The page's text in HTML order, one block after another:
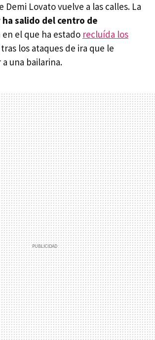
Demi Lovato vuelve a las calles. La
ha salido del centro de
en el que ha estado recluída los
tras los ataques de ira que le
una bailarina.